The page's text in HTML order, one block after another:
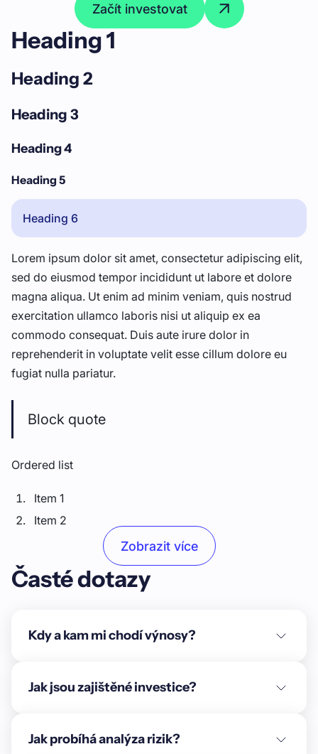
Začít investovat
Heading 1
Heading 2
Heading 3
Heading 4
Heading 5
Heading 6
Lorem ipsum dolor sit amet, consectetur adipiscing elit,
sed do eiusmod tempor incididunt ut labore et dolore
magna aliqua. Ut enim ad minim veniam, quis nostrud
exercitation ullamco laboris nisi ut aliquip ex ea
commodo consequat. Duis aute irure dolor in
reprehenderit in voluptate velit esse cillum dolore eu
fugiat nulla pariatur.
Block quote
Ordered list
Item 1
Item 2
Unordered list
Item B
Text link
Emphasis
Zobrazit více
Časté dotazy
Kdy a kam mi chodí výnosy?
Jak jsou zajištěné investice?
Jak probíhá analýza rizik?